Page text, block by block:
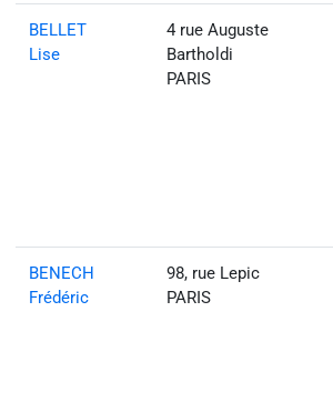
BELLET
Lise
4 rue Auguste
Bartholdi
PARIS
BENECH
Frédéric
98, rue Lepic
PARIS